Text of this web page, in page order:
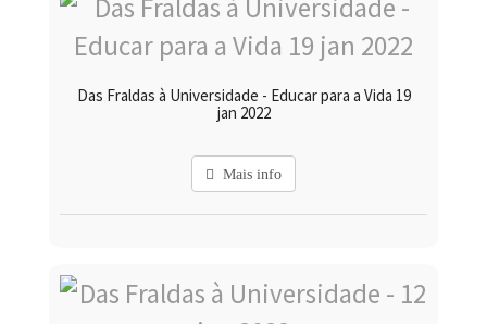
Das Fraldas à Universidade - Educar para a Vida 19
jan 2022
Mais info